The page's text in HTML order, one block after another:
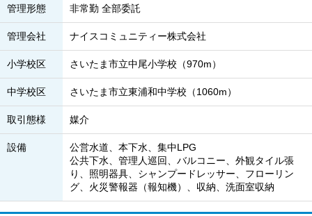
管理形態 非常勤 全部委託
管理会社 ナイスコミュニティー株式会社
小学校区 さいたま市立中尾小学校（970m）
中学校区 さいたま市立東浦和中学校（1060m）
取引態様 媒介
設備
公営水道、本下水、集中LPG
公共下水、管理人巡回、バルコニー、外観タイル張
り、照明器具、シャンプードレッサー、フローリン
グ、火災警報器（報知機）、収納、洗面室収納